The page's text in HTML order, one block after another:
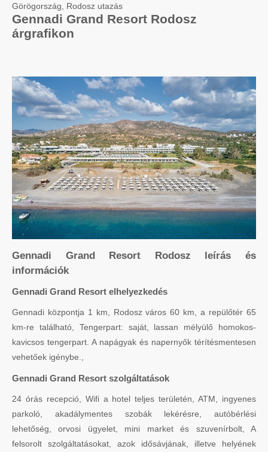
Görögország, Rodosz utazás
Gennadi Grand Resort Rodosz
árgrafikon
Gennadi Grand Resort Rodosz leírás és
információk
Gennadi Grand Resort elhelyezkedés
Gennadi központja 1 km, Rodosz város 60 km, a repülőtér 65
km-re található, Tengerpart: saját, lassan mélyülő homokos-
kavicsos tengerpart. A napágyak és napernyők térítésmentesen
vehetőek igénybe.,
Gennadi Grand Resort szolgáltatások
24 órás recepció, Wifi a hotel teljes területén, ATM, ingyenes
parkoló, akadálymentes szobák lekérésre, autóbérlési
lehetőség, orvosi ügyelet, mini market és szuvenírbolt, A
felsorolt szolgáltatásokat, azok idősávjának, illetve helyének